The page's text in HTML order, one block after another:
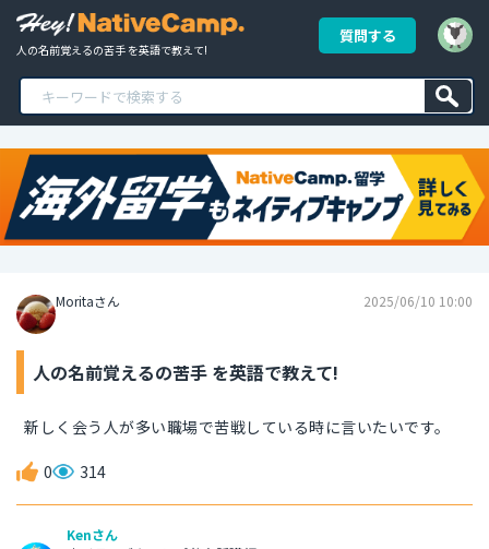
人の名前覚えるの苦手 を英語で教えて!
質問する
Moritaさん 2025/06/10 10:00
人の名前覚えるの苦手 を英語で教えて!
新しく会う人が多い職場で苦戦している時に言いたいです。
0 314
Kenさん